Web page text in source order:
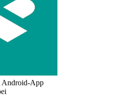
Android-App